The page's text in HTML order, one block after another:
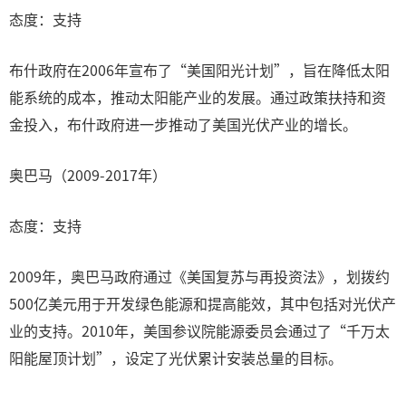
态度：支持
布什政府在2006年宣布了“美国阳光计划”，旨在降低太阳
能系统的成本，推动太阳能产业的发展。通过政策扶持和资
金投入，布什政府进一步推动了美国光伏产业的增长。
奥巴马（2009-2017年）
态度：支持
2009年，奥巴马政府通过《美国复苏与再投资法》，划拨约
500亿美元用于开发绿色能源和提高能效，其中包括对光伏产
业的支持。2010年，美国参议院能源委员会通过了“千万太
阳能屋顶计划”，设定了光伏累计安装总量的目标。